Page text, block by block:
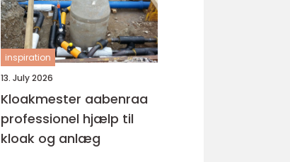
inspiration
13. July 2026
Kloakmester aabenraa
professionel hjælp til
kloak og anlæg